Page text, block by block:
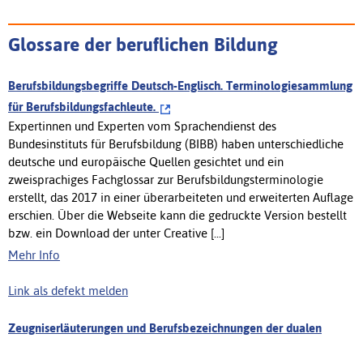
Glossare der beruflichen Bildung
Berufsbildungsbegriffe Deutsch-Englisch. Terminologiesammlung
für Berufsbildungsfachleute.
Expertinnen und Experten vom Sprachendienst des
Bundesinstituts für Berufsbildung (BIBB) haben unterschiedliche
deutsche und europäische Quellen gesichtet und ein
zweisprachiges Fachglossar zur Berufsbildungsterminologie
erstellt, das 2017 in einer überarbeiteten und erweiterten Auflage
erschien. Über die Webseite kann die gedruckte Version bestellt
bzw. ein Download der unter Creative [...]
Mehr Info
Link als defekt melden
Zeugniserläuterungen und Berufsbezeichnungen der dualen